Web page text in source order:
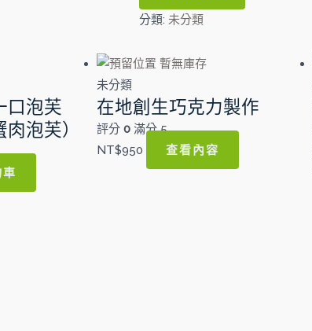
肉
春
數
分類: 未分類
口泡芙
泡芙）
暫無庫存
未分類
在地創生巧克力製作
評分0 滿分 5
NT$950 查看內容